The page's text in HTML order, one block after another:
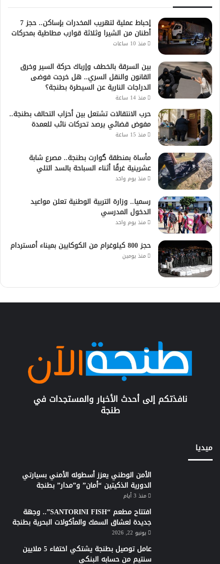
إحباط عملية لتهريب المخدرات بإساكن.. حجز 7
أطنان من الشيرا وثلاثة قوارب مطاطية بمحركات
منذ 10 ساعات
بين السرقة بالخطف وإرباك حركة السير وخرق
القانون والنقل السري.. هل خرجت فوضى
الدراجات النارية عن السيطرة بطنجة؟
منذ 14 ساعة
حرب الانتقالات تشتعل بين أحزاب التحالف بطنجة..
مفوض قضائي يرصد تحركات نائب للعمدة
منذ 15 ساعة
مأساة بمنطقة گوارت بطنجة.. مصرع شابة
عشرينية غرقًا أثناء السباحة بالسد التلي
منذ يوم واحد
رسميا.. وزارة التربية الوطنية تعلن مواعيد
الدخول المدرسي
منذ يوم واحد
حجز 800 كيلوغرام من الكوكايين بميناء أمستردام
منذ يومين
نافذتكم إلى أحدث الأخبار والمستجدات في
طنجة
ميديا
الأمن الوطني يعزز أسطوله الأمني بسيارتي
الدورية الذكيتين “أمان” و”مدار” بطنجة
منذ 3 أيام
افتتاح مطعم “SANTORINI FISH”.. وجهة
جديدة لعشاق السمك والمأكولات البحرية بطنجة
يونيو 22, 2026
عامل توصيل بطنجة يشتكي اختفاء 5 ملايين
سنتيم من حسابه البنكي